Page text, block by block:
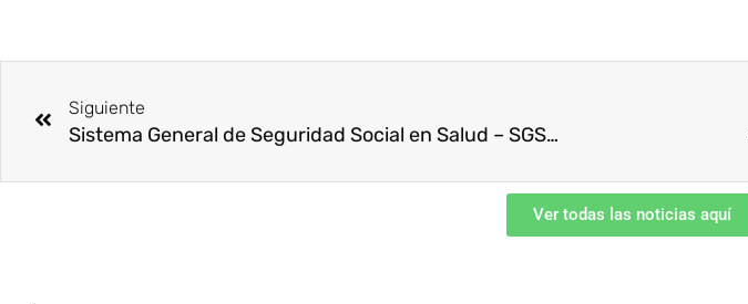
Siguiente
Sistema General de Seguridad Social en Salud – SGSSS Decreto 1109 de 2020
Ver todas las noticias aquí